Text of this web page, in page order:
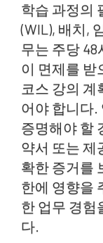
학습 과정의
(WIL), 배치,
무는 주당
이 면제를 받
코스 강의 계
어야 합니다.
증명해야 할
약서 또는 제
확한 증거를
한에 영향을
한 업무 경험
다.